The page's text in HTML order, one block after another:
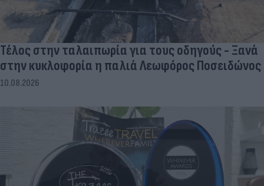
Τέλος στην ταλαιπωρία για τους οδηγούς - Ξανά
στην κυκλοφορία η παλιά Λεωφόρος Ποσειδώνος
10.08.2026